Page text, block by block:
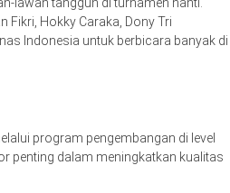
Fikri, Hokky Caraka, Dony Tri
Indonesia untuk berbicara banyak di
program pengembangan di level
penting dalam meningkatkan kualitas